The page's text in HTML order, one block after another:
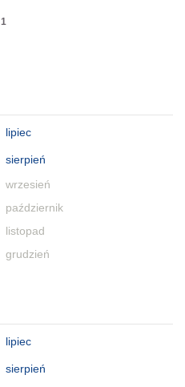
lipiec
sierpień
wrzesień
październik
listopad
grudzień
lipiec
sierpień
1